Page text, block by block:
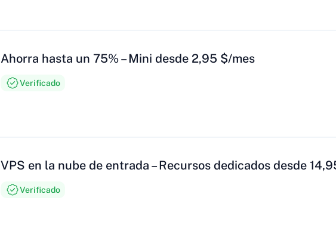
Ahorra hasta un 75% – Mini desde 2,95 $/mes
Verificado
VPS en la nube de entrada – Recursos dedicados desde
Verificado